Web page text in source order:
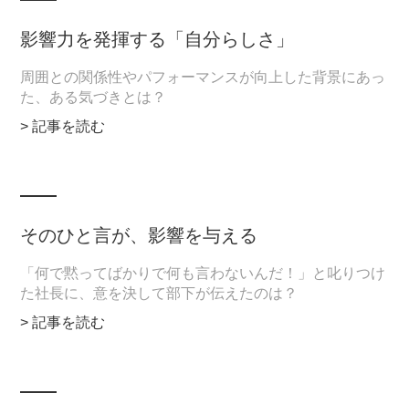
影響力を発揮する「自分らしさ」
周囲との関係性やパフォーマンスが向上した背景にあっ
た、ある気づきとは？
> 記事を読む
そのひと言が、影響を与える
「何で黙ってばかりで何も言わないんだ！」と叱りつけ
た社長に、意を決して部下が伝えたのは？
> 記事を読む